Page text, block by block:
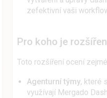
zefektivní vaši
Pro koho je
Toto rozšíření ocení
Agenturní týmy, které
využívají Mergado